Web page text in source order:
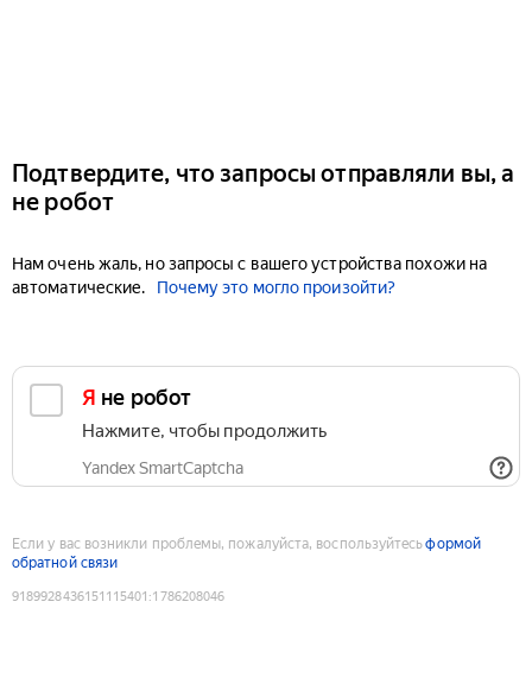
Подтвердите, что запросы отправляли вы, а
не робот
Нам очень жаль, но запросы с вашего устройства похожи на
автоматические.
Почему это могло произойти?
Я не робот
Нажмите, чтобы продолжить
Yandex SmartCaptcha
Если у вас возникли проблемы, пожалуйста, воспользуйтесьформой
обратной связи
9189928436151115401 :1786208046